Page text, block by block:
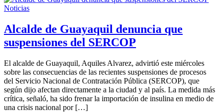
Noticias
Alcalde de Guayaquil denuncia que
suspensiones del SERCOP
El alcalde de Guayaquil, Aquiles Alvarez, advirtió este miércoles
sobre las consecuencias de las recientes suspensiones de procesos
del Servicio Nacional de Contratación Pública (SERCOP), que
según dijo afectan directamente a la ciudad y al país. La medida más
crítica, señaló, ha sido frenar la importación de insulina en medio de
una crisis nacional por […]